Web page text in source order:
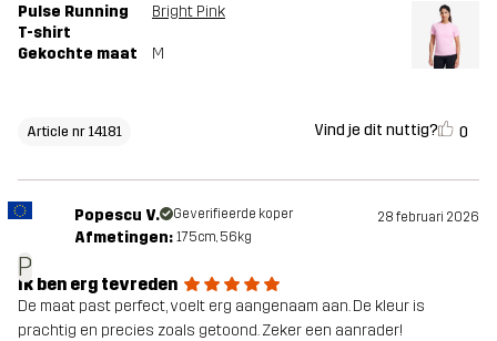
Pulse Running
T-shirt
Bright Pink
Gekochte maat M
Article nr 14181 Vind je dit nuttig? 0
P
Popescu V. Geverifieerde koper 28 februari 2026
Afmetingen: 175cm, 56kg
Ik ben erg tevreden
De maat past perfect, voelt erg aangenaam aan. De kleur is
prachtig en precies zoals getoond. Zeker een aanrader!